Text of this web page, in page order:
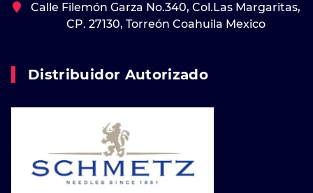
Calle Filemón Garza No.340, Col.Las Margaritas,
CP. 27130, Torreón Coahuila Mexico
Distribuidor Autorizado